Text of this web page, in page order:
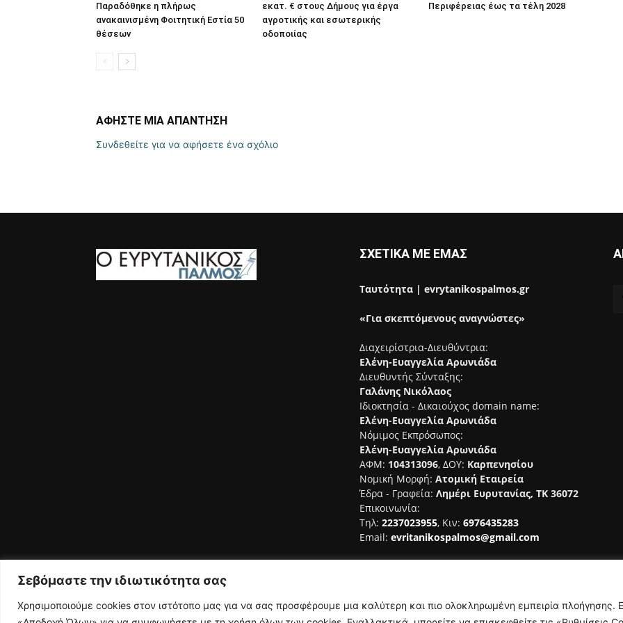
Σεβόμαστε την ιδιωτικότητα σας
Χρησιμοποιούμε cookies στον ιστότοπο μας για να σας προσφέρουμε μια καλύτερη και πιο ολοκληρωμένη εμπειρία πλοήγησης.
Παραδόθηκε η πλήρως
ανακαινισμένη Φοιτητική Εστία 50
θέσεων
εκατ. € στους Δήμους για έργα
αγροτικής και εσωτερικής
οδοποιίας
Περιφέρειας έως τα τέλη 2028
ΑΦΗΣΤΕ ΜΙΑ ΑΠΑΝΤΗΣΗ
Συνδεθείτε για να αφήσετε ένα σχόλιο
ΣΧΕΤΙΚΑ ΜΕ ΕΜΑΣ
Ταυτότητα | evrytanikospalmos.gr
«Για σκεπτόμενους αναγνώστες»
Διαχειρίστρια-Διευθύντρια:
Ελένη-Ευαγγελία Αρωνιάδα
Διευθυντής Σύνταξης:
Γαλάνης Νικόλαος
Ιδιοκτησία - Δικαιούχος domain name:
Ελένη-Ευαγγελία Αρωνιάδα
Νόμιμος Εκπρόσωπος:
Ελένη-Ευαγγελία Αρωνιάδα
ΑΦΜ: 104313096, ΔΟΥ: Καρπενησίου
Νομική Μορφή: Ατομική Εταιρεία
Έδρα - Γραφεία: Λημέρι Ευρυτανίας, ΤΚ 36072
Επικοινωνία:
Τηλ: 2237023955, Κιν: 6976435283
Email: evritanikospalmos@gmail.com